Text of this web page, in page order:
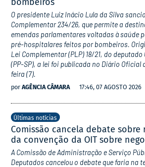
O presidente Luiz Inácio Lula da Silva
Complementar 234/26, que permite a
emendas parlamentares voltadas à saúde
pré-hospitalares feitos por bombeiros.
Lei Complementar (PLP) 18/21, do
(PP-SP), a lei foi publicada no Diário Oficial
feira (7).
por AGÊNCIA CÂMARA 17:46, 07 AGOSTO 2026
Últimas notícias
Comissão cancela debate sobre
da convenção da OIT sobre
A Comissão de Administração e Serviço
Deputados cancelou o debate que faria na